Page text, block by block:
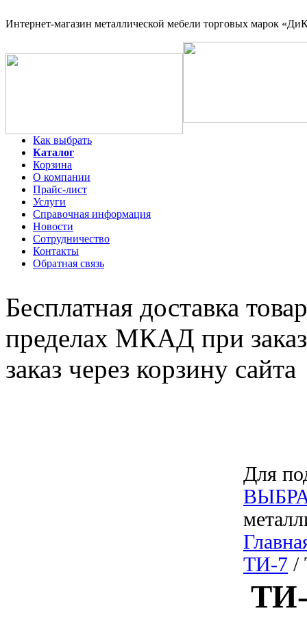
Интернет-магазин металлической мебели торговых марок
Как выбрать
Каталог
Корзина
О компании
Прайс-лист
Услуги
Справочная информация
Новости
Сотрудничество
Контакты
Обратная связь
Бесплатная доставка
пределах МКАД при
заказ через корзину сайта
Для
ТИ-7 /
ТИ-